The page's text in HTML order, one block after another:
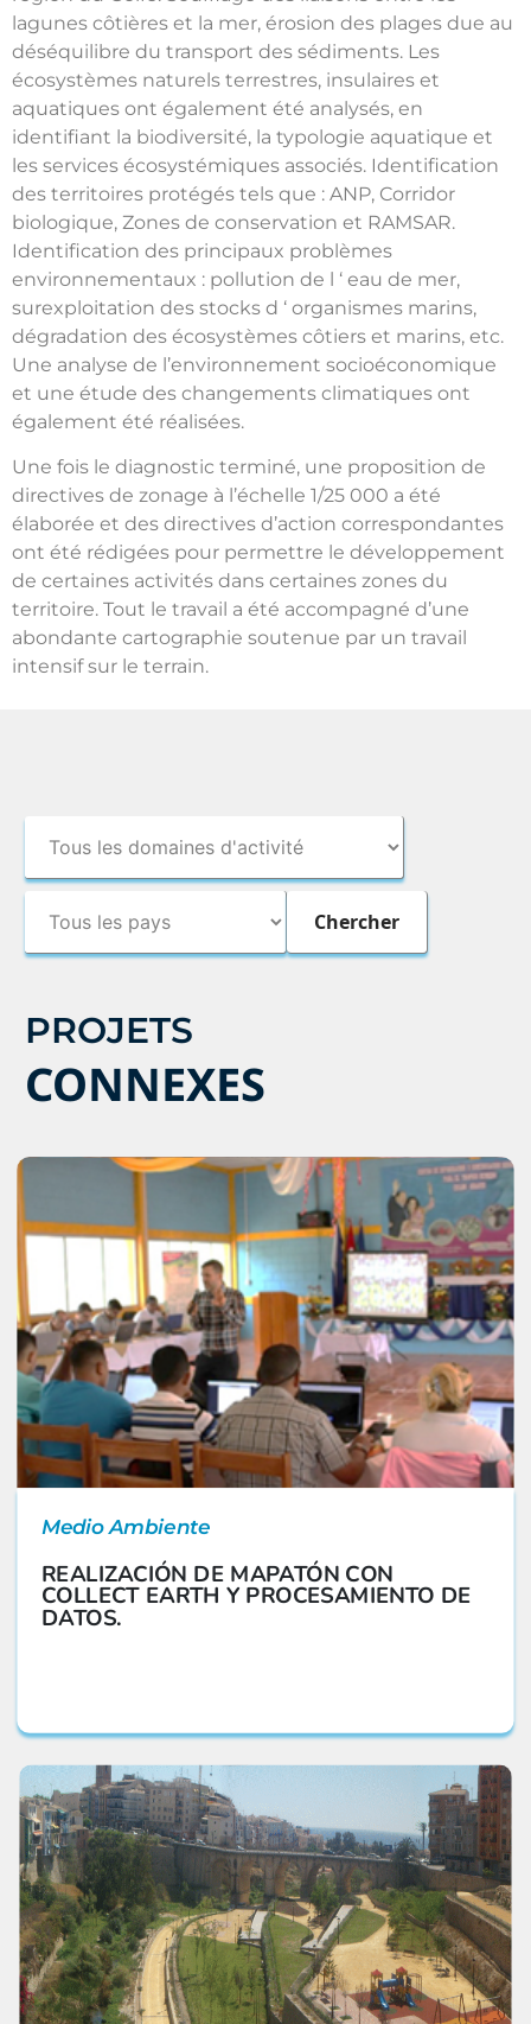
lagunes côtières et la mer, érosion des plages due au
déséquilibre du transport des sédiments. Les
écosystèmes naturels terrestres, insulaires et
aquatiques ont également été analysés, en
identifiant la biodiversité, la typologie aquatique et
les services écosystémiques associés. Identification
des territoires protégés tels que : ANP, Corridor
biologique, Zones de conservation et RAMSAR.
Identification des principaux problèmes
environnementaux : pollution de l ‘ eau de mer,
surexploitation des stocks d ‘ organismes marins,
dégradation des écosystèmes côtiers et marins, etc.
Une analyse de l’environnement socioéconomique
et une étude des changements climatiques ont
également été réalisées.
Une fois le diagnostic terminé, une proposition de
directives de zonage à l’échelle 1/25 000 a été
élaborée et des directives d’action correspondantes
ont été rédigées pour permettre le développement
de certaines activités dans certaines zones du
territoire. Tout le travail a été accompagné d’une
abondante cartographie soutenue par un travail
intensif sur le terrain.
PROJETS
CONNEXES
Medio Ambiente
REALIZACIÓN DE MAPATÓN CON
COLLECT EARTH Y PROCESAMIENTO DE
DATOS.